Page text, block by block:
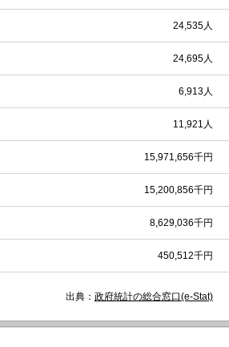
24,535人
24,695人
6,913人
11,921人
15,971,656千円
15,200,856千円
8,629,036千円
450,512千円
出典： 政府統計の総合窓口(e-Stat)